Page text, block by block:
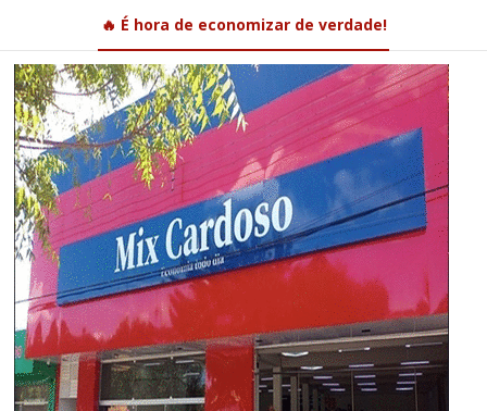
🔥 É hora de economizar de verdade!